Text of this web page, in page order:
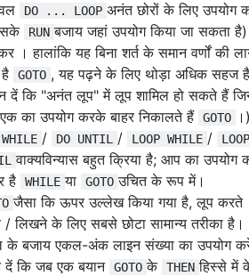
DO ... LOOP अनंत छोरों के लिए उपयोग
RUN बजाय जहां उपयोग किया जा सकता
। हालांकि यह बिना शर्त के समान वर्णों की
GOTO , यह पढ़ने के लिए थोड़ा अधिक सहज
दें कि "अनंत लूप" में लूप शामिल हो सकते हैं
का उपयोग करके बाहर निकालते हैं GOTO
/ DO UNTIL / LOOP WHILE /
LOOP
वाक्यविन्यास बहुत क्रिया है; आप का उपयोग
है
WHILE या GOTO उचित के रूप में।
जैसा कि ऊपर उल्लेख किया गया है, लूप करते
लिखने के लिए सबसे छोटा सामान्य तरीका है।
के बजाय एकल-अंक लाइन संख्या का उपयोग
दें कि जब एक बयान GOTO के THEN हिस्से में